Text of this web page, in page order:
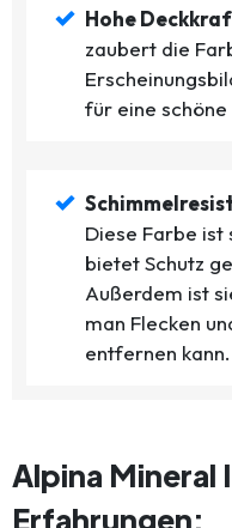
Hohe
zaubert die
für eine schöne
Diese Farbe ist
bietet Schutz
Außerdem ist
man Flecken
entfernen kann.
Alpina Mineral
Erfahrungen: